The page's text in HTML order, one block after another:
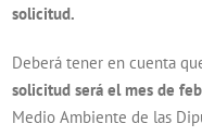
solicitud.
Deberá tener en cuenta
solicitud será el mes de
Medio Ambiente de las